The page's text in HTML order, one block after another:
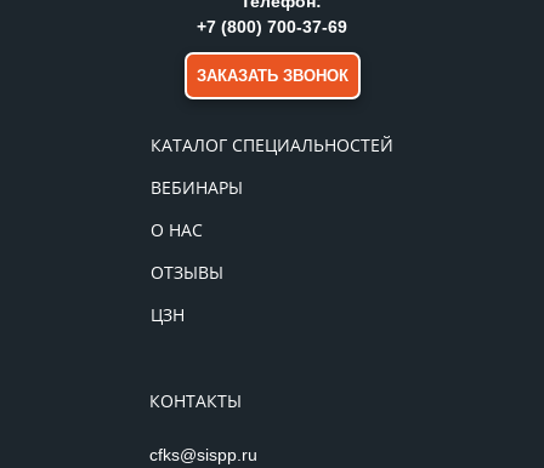
КАТАЛОГ СПЕЦИАЛЬНОСТЕЙ
ВЕБИНАРЫ
О НАС
ОТЗЫВЫ
ЦЗН
КОНТАКТЫ
cfks@sispp.ru
+7 (800) 700-37-69
ЗАКАЗАТЬ ЗВОНОК